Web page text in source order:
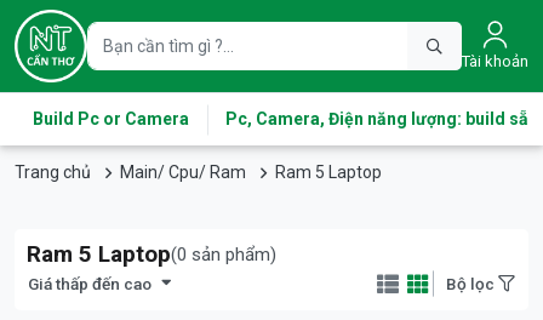
Tài khoản
Build Pc or Camera Pc, Camera, Điện năng lượng: build sẵn
Trang chủ Main/ Cpu/ Ram Ram 5 Laptop
Ram 5 Laptop(0 sản phẩm)
Giá thấp đến cao Bộ lọc